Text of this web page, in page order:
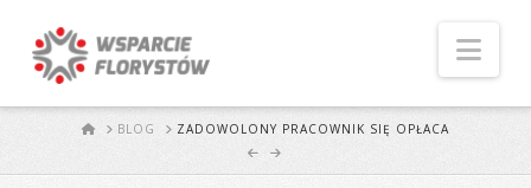
STARTBLOG ZADOWOLONY PRACOWNIK SIĘ OPŁACA